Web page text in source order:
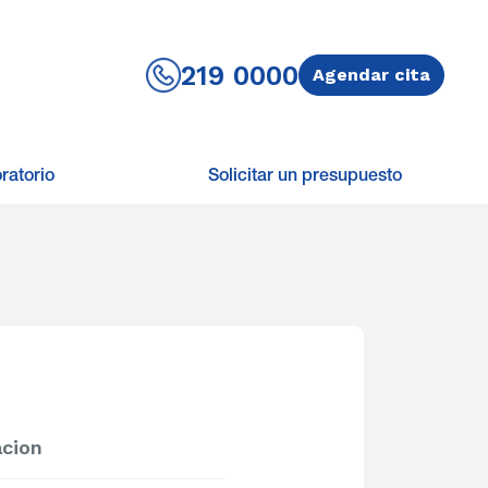
219 0000 Agendar cita
Solicitar un presupuesto